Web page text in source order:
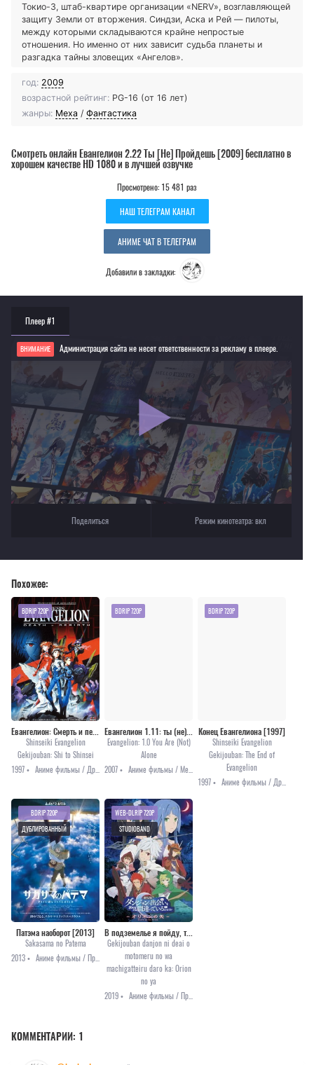
Токио-3, штаб-квартире организации «NERV», возглавляющей
защиту Земли от вторжения. Синдзи, Аска и Рей — пилоты,
между которыми складываются крайне непростые
отношения. Но именно от них зависит судьба планеты и
разгадка тайны зловещих «Ангелов».
год: 2009
возрастной рейтинг: PG-16 (от 16 лет)
жанры: Меха / Фантастика
Смотреть онлайн Евангелион 2.22 Ты [Не] Пройдешь [2009] бесплатно в
хорошем качестве HD 1080 и в лучшей озвучке
Просмотрено: 15 481 раз
НАШ ТЕЛЕГРАМ КАНАЛ
АНИМЕ ЧАТ В ТЕЛЕГРАМ
Добавили в закладки:
Плеер #1
ВНИМАНИЕ Администрация сайта не несет ответственности за рекламу в плеере.
Если видео не работает, обновите страницу или выберите другой плеер!
Для просмотра некоторых аниме необходимо установить VPN
Текущее воспроизведение：Евангелион 2.22 Ты [Не] Пройдешь [2009]
Поделиться Режим кинотеатра:вкл
Похожее:
Shinseiki Evangelion
Gekijouban: Shi to Shinsei
1997 •
BDRIP 720P
Evangelion: 1.0 You Are (Not)
Alone
2007 •
BDRIP 720P
Конец Евангелиона [1997]
Shinseiki Evangelion
Gekijouban: The End of
Evangelion
1997 •
BDRIP 720P
Патэма наоборот [2013]
Sakasama no Patema
2013 •
Аниме фильмы / Приключения / Фантастика
BDRIP 720P
ДУБЛИРОВАННЫЙ
В подземелье я пойду, там красавицу найду: Стрела Ориона [2019]
Gekijouban danjon ni deai o
motomeru no wa
machigatteiru daro ka: Orion
no ya
2019 •
Аниме фильмы / Приключения / Фэнтези
WEB-DLRIP 720P
STUDIOBAND
КОММЕНТАРИИ: 1